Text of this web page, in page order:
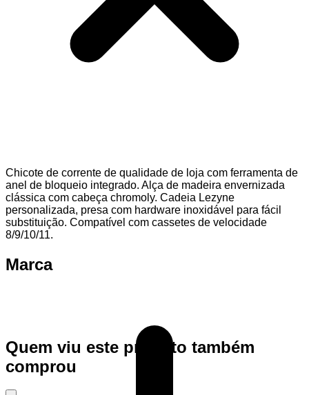
Chicote de corrente de qualidade de loja com ferramenta de
anel de bloqueio integrado. Alça de madeira envernizada
clássica com cabeça chromoly. Cadeia Lezyne
personalizada, presa com hardware inoxidável para fácil
substituição. Compatível com cassetes de velocidade
8/9/10/11.
Marca
Quem viu este produto também
comprou